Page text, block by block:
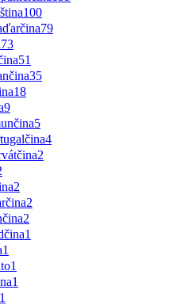
100
79
73
51
35
18
9
5
4
2
2
2
2
1
1
1
1
1